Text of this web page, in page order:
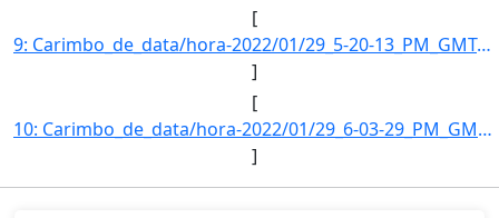
[
9: Carimbo_de_data/hora-2022/01/29_5-20-13_PM_GMT-3-Informe_a_razao_social_da_empresa--Barracuda_Invest]
]
[
10: Carimbo_de_data/hora-2022/01/29_6-03-29_PM_GMT-3-Informe_a_razao_social_da_empresa--Central_Geradora]
]